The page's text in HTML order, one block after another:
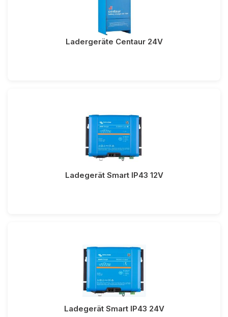
Ladergeräte Centaur 24V
Ladegerät Smart IP43 12V
Ladegerät Smart IP43 24V